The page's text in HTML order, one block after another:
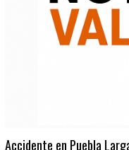
Accidente en Puebla